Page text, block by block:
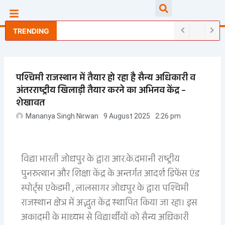
contentTRENDING
पश्चिमी राजस्थान में तैयार हो रहा है सैन्य अधिकारी व
अंतरराष्ट्रीय खिलाड़ी तैयार करने का अभिनव केंद्र –
शेखावत
Mananya Singh Nirwan 9 August 2025 2:26 pm
विद्या भारती जोधपुर के द्वारा आर.के.दमानी राष्ट्रीय
पुनरुत्थान और शिक्षा केंद्र के अन्तर्गत आदर्श डिफेंस एंड
स्पोर्ट्स एकेडमी , लालसागर जोधपुर के द्वारा पश्चिमी
राजस्थान क्षेत्र में अद्भुत केंद्र स्थापित किया जा रहा। इस
अकादमी के माध्यम से विद्यार्थीयों को सैन्य अधिकारी